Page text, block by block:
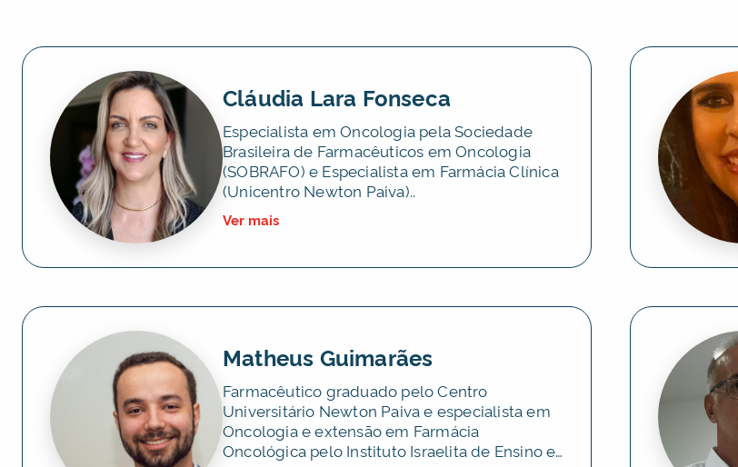
Cláudia Lara Fonseca
Especialista em Oncologia pela Sociedade
Brasileira de Farmacêuticos em Oncologia
(SOBRAFO) e Especialista em Farmácia Clínica
(Unicentro Newton Paiva)..
Ver mais
Matheus Guimarães
Farmacêutico graduado pelo Centro
Universitário Newton Paiva e especialista em
Oncologia e extensão em Farmácia
Oncológica pelo Instituto Israelita de Ensino e